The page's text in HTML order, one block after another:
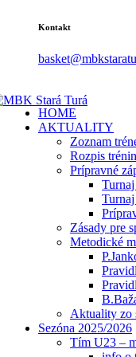
Kontakt
HOME
AKTUALITY
Zoznam
Rozpis
Prípravné
Zásady pre
Metodické
Aktuality zo
Sezóna 2025/2026
Tím U23 –